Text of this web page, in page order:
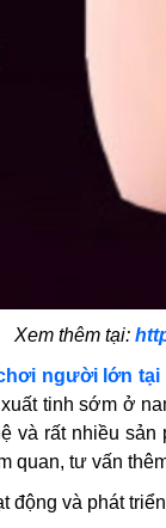
Xem thêm tại:
người lớn tại
tinh sớm ở
và rất nhiều
quan, tư vấn
động và phát